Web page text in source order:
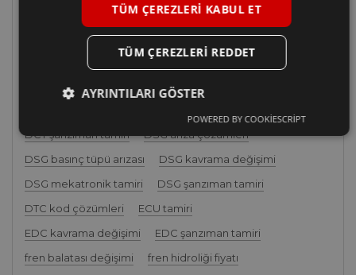
bahçeşehir oto elektrikçi
bahçeşehir oto tamir
başakşehir en iyi oto tamirci
başakşehir oto servis
Başakşehir oto tamir
Başakşehir oto tamirci
başakşehir sanayi oto tamir
DCT şanzıman tamiri
DSG arıza çözümleri
DSG basınç tüpü arızası
DSG kavrama değişimi
DSG mekatronik tamiri
DSG şanzıman tamiri
DTC kod çözümleri
ECU tamiri
EDC kavrama değişimi
EDC şanzıman tamiri
fren balatası değişimi
fren hidroliği fiyatı
TÜM ÇEREZLERI KABUL ET
TÜM ÇEREZLERI REDDET
AYRINTILARI GÖSTER
POWERED BY COOKIESCRIPT